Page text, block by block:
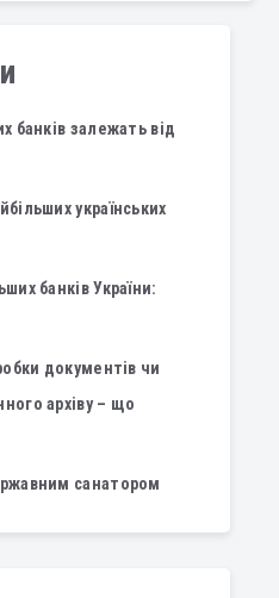
банків залежать від
українських
банків України:
документів чи
архіву – що
санатором